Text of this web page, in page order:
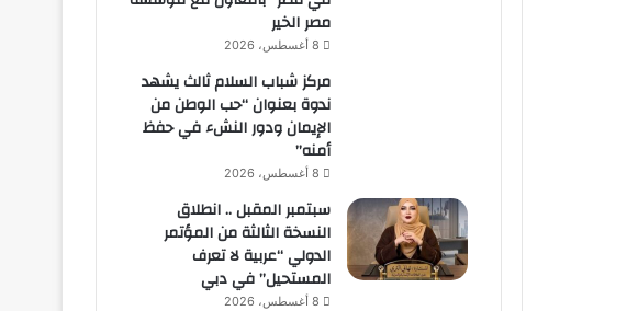
مصر الخير
8 أغسطس، 2026
مركز شباب السلام ثالث يشهد
ندوة بعنوان “حب الوطن من
الإيمان ودور النشء في حفظ
أمنه”
8 أغسطس، 2026
سبتمبر المقبل .. انطلاق
النسخة الثالثة من المؤتمر
الدولي “عربية لا تعرف
المستحيل” في دبي
8 أغسطس، 2026